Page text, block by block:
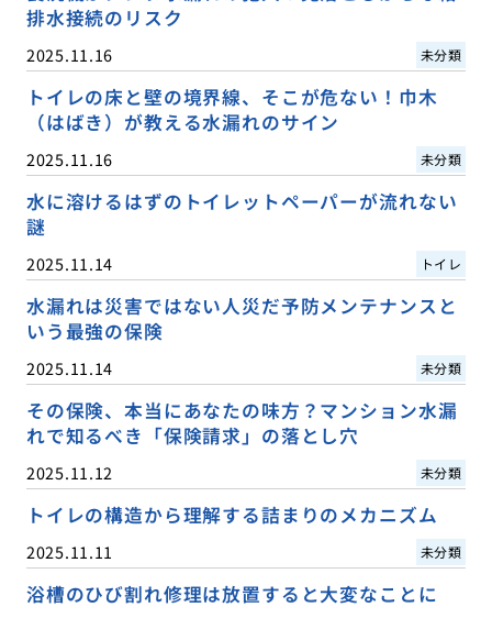
排水接続のリスク
2025.11.16 未分類
トイレの床と壁の境界線、そこが危ない！巾木
（はばき）が教える水漏れのサイン
2025.11.16 未分類
水に溶けるはずのトイレットペーパーが流れない
謎
2025.11.14 トイレ
水漏れは災害ではない人災だ予防メンテナンスと
いう最強の保険
2025.11.14 未分類
その保険、本当にあなたの味方？マンション水漏
れで知るべき「保険請求」の落とし穴
2025.11.12 未分類
トイレの構造から理解する詰まりのメカニズム
2025.11.11 未分類
浴槽のひび割れ修理は放置すると大変なことに